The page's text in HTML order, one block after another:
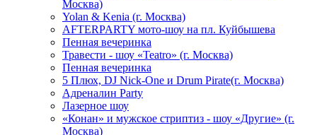
Москва)
Yolan & Kenia (г. Москва)
AFTERPARTY мото-шоу на пл. Куйбышева
Пенная вечеринка
Травести - шоу «Teatro» (г. Москва)
Пенная вечеринка
5 Плюх, DJ Nick-One и Drum Pirate(г. Москва)
Адреналин Party
Лазерное шоу
«Конан» и мужское стриптиз - шоу «Другие» (г.
Москва)